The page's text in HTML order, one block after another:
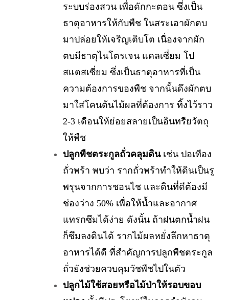
ระบบร่องสวน เพื่อดักกะตอน ซึ่งเป็น
ธาตุอาหารให้กับพืช ในสระเอาผักตบ
มาปล่อยให้เจริญเติบโต เนื่องจากผัก
ตบมีธาตุไนโตรเจน แคลเซี่ยม โป
สแตสเซี่ยม ซึ่งเป็นธาตุอาหารที่เป็น
ความต้องการของพืช จากนั้นดึงผักตบ
มาใส่โคนต้นไม้ผลที่ต้องการ ทิ้งไว้ราว
2-3 เดือนให้ย่อยสลายเป็นอินทรียวัตถุ
ให้พืช
ปลูกพืชตระกูลถั่วคลุมดินเช่น ปอเทือง
ถั่วพร้า พบว่า รากถั่วพร้าทำให้ดินเป็นรู
พรุนจากการชอนไช และดินที่ดีต้องมี
ช่องว่าง 50% เพื่อให้น้ำและอากาศ
แทรกซึมได้ง่าย ดังนั้น ถ้าฝนตกน้ำฝน
ก็ซึมลงดินได้ รากไม้ผลหยั่งลึกหาธาตุ
อาหารได้ดี ที่สำคัญการปลูกพืชตระกูล
ถั่วยังช่วยควบคุมวัชพืชไปในตัว
ปลูกไม้ใช้สอยหรือไม้ป่าให้รอบขอบ